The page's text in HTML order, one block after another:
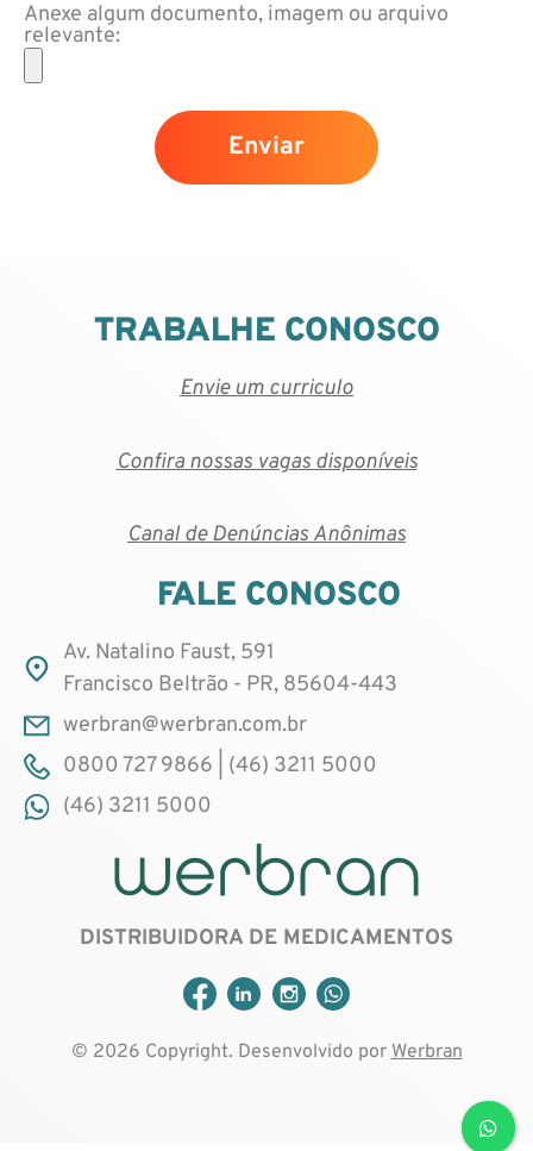
Anexe algum documento, imagem ou arquivo
relevante:
Enviar
DISTRIBUIDORA DE MEDICAMENTOS
© 2026 Copyright. Desenvolvido por Werbran
FALE CONOSCO
Av. Natalino Faust, 591
Francisco Beltrão - PR, 85604-443
werbran@werbran.com.br
0800 727 9866 | (46) 3211 5000
(46) 3211 5000
TRABALHE CONOSCO
Envie um curriculo
Confira nossas vagas disponíveis
Canal de Denúncias Anônimas